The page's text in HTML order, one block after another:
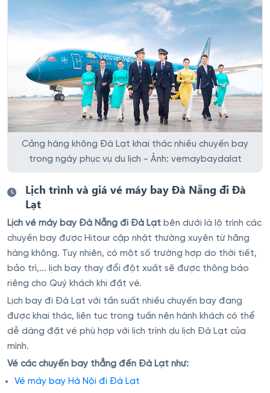
Cảng hàng không Đà Lạt khai thác nhiều chuyến bay
trong ngày phục vụ du lịch - Ảnh: vemaybaydalat
Lịch trình và giá vé máy bay Đà Nẵng đi Đà
Lạt
Lịch vé máy bay Đà Nẵng đi Đà Lạt bên dưới là lộ trình các
chuyến bay được Hitour cập nhật thường xuyên từ hãng
hàng không. Tuy nhiên, có một số trường hợp do thời tiết,
bảo trì,... lịch bay thay đổi đột xuất sẽ được thông báo
riêng cho Quý khách khi đặt vé.
Lịch bay đi Đà Lạt với tần suất nhiều chuyến bay đang
được khai thác, liên tục trong tuần nên hành khách có thể
dễ dàng đặt vé phù hợp với lịch trình du lịch Đà Lạt của
mình.
Vé các chuyến bay thẳng đến Đà Lạt như:
Vé máy bay Hà Nội đi Đà Lạt